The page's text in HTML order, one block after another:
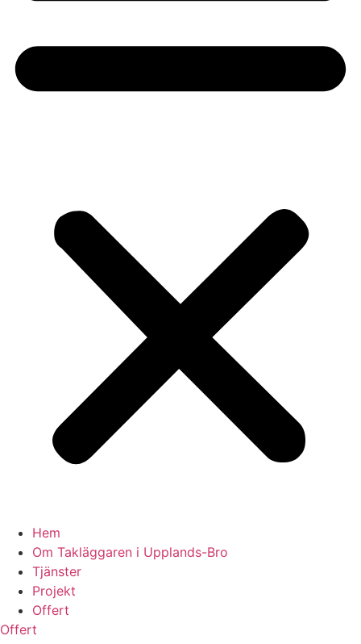
Hem
Om Takläggaren i Upplands-Bro
Tjänster
Projekt
Offert
Offert